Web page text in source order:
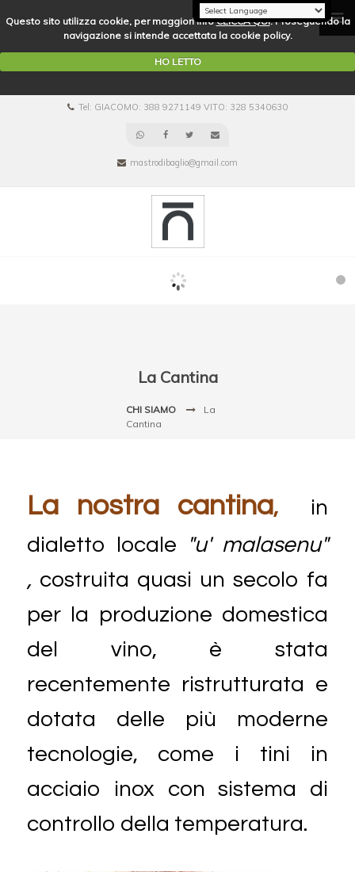
Questo sito utilizza cookie, per maggiori infoCLICCA QUI. Proseguendo la
navigazione si intende accettata la cookie policy.
HO LETTO
Tel: GIACOMO: 388 9271149 VITO: 328 5340630
mastrodibaglio@gmail.com
La Cantina
CHI SIAMO
La
Cantina
La nostra cantina,
in
dialetto locale
"u' malasenu"
, costruita quasi un secolo fa
per la produzione domestica
del vino, è stata
recentemente ristrutturata e
dotata delle più moderne
tecnologie, come i tini in
acciaio inox con sistema di
controllo della temperatura.